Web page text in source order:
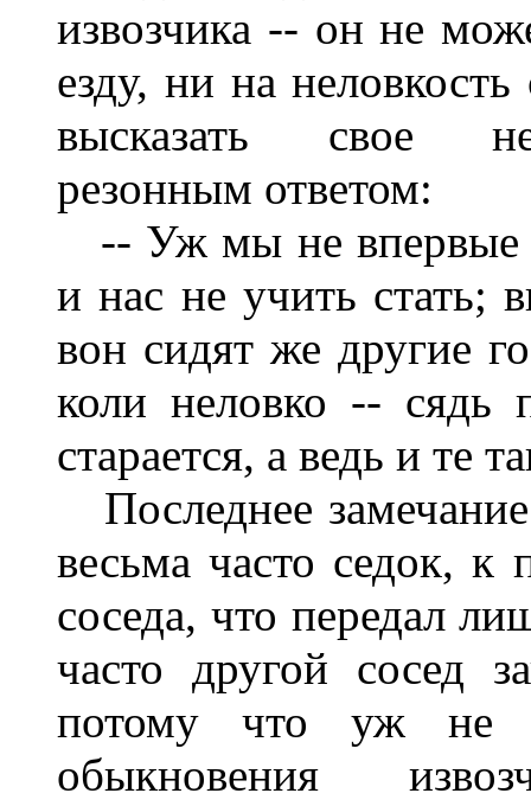
извозчика -- он не
езду, ни на
высказать свое
резонным ответом:
-- Уж мы не впервые
и нас не учить стать;
вон сидят же другие
коли неловко -- сядь
старается, а ведь и те
Последнее
весьма часто седок, к
соседа, что передал
часто другой сосед
потому что уж не
обыкновения